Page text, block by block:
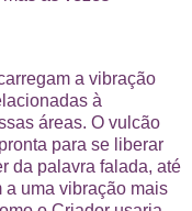
a vibração
à
áreas. O vulcão
para se liberar
da palavra falada, até
a uma vibração mais